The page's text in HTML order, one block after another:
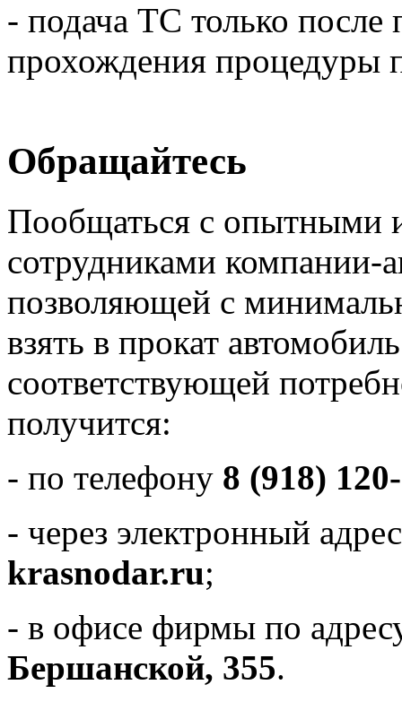
- подача ТС только
прохождения процедуры
Обращайтесь
Пообщаться с опытными
сотрудниками компании-
позволяющей с
взять в прокат
соответствующей
получится:
- по телефону 8 (918)
- через электронный
krasnodar.ru;
- в офисе фирмы по
Бершанской, 355.